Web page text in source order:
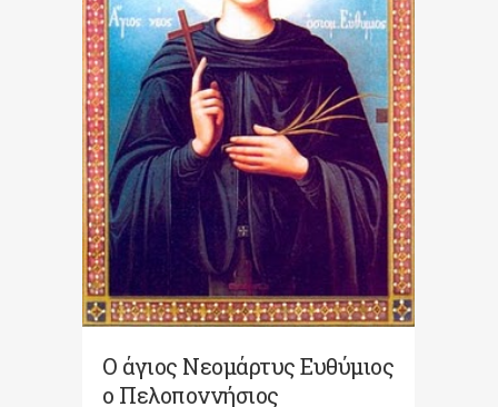
Ο άγιος Νεομάρτυς Ευθύμιος
ο Πελοποννήσιος